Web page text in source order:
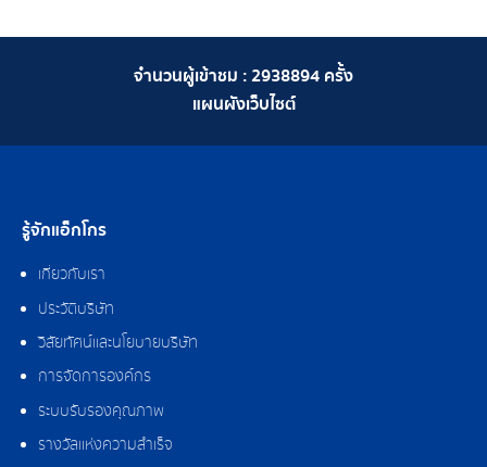
จำนวนผู้เข้าชม :2938894 ครั้ง
แผนผังเว็บไซต์
รู้จักแอ็กโกร
เกี่ยวกับเรา
ประวัติบริษัท
วิสัยทัศน์และนโยบายบริษัท
การจัดการองค์กร
ระบบรับรองคุณภาพ
รางวัลแห่งความสำเร็จ